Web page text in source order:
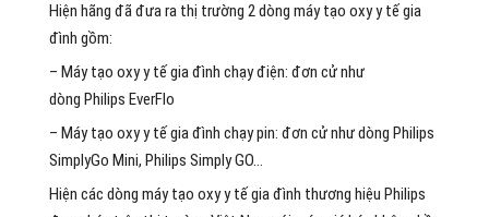
Hiện hãng đã đưa ra thị trường 2 dòng máy tạo oxy y tế gia
đình gồm:
– Máy tạo oxy y tế gia đình chạy điện: đơn cử như
dòng Philips EverFlo
– Máy tạo oxy y tế gia đình chạy pin: đơn cử như dòng Philips
SimplyGo Mini, Philips Simply GO…
Hiện các dòng máy tạo oxy y tế gia đình thương hiệu Philips